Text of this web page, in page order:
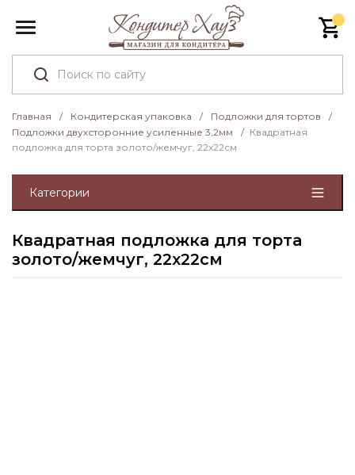
Главная / Кондитерская упаковка / Подложки для тортов
/
Подложки двухсторонние усиленные 3,2мм
/ Квадратная
подложка для торта золото/жемчуг, 22х22см
Категории
Квадратная подложка для торта
золото/жемчуг, 22х22см